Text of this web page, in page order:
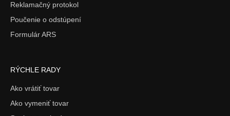
Reklamačný protokol
Poučenie o odstúpení
Formulár ARS
RÝCHLE RADY
Ako vrátiť tovar
Ako vymeniť tovar